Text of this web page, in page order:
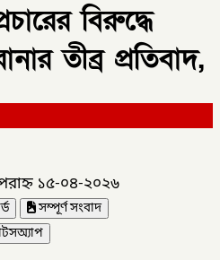
বিরুদ্ধে
তীব্র প্রতিবাদ,
১৫-০৪-২০২৬
সম্পূর্ণ সংবাদ